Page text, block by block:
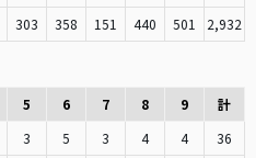
303 358 151 440 501 2,932
5 6 7 8 9
計
3 5 3 4 4
36